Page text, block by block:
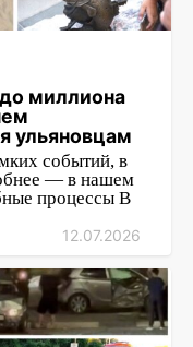
миллиона
ульяновцам
событий, в
— в нашем
процессы В
12.07.2026